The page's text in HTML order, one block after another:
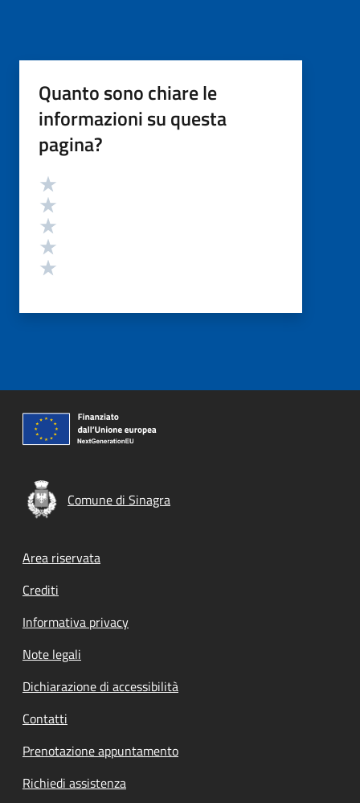
Quanto sono chiare le
informazioni su questa
pagina?
Valutazione
Comune di Sinagra
Footer menu
Area riservata
Crediti
Informativa privacy
Note legali
Dichiarazione di accessibilità
Contatti
Prenotazione appuntamento
Richiedi assistenza